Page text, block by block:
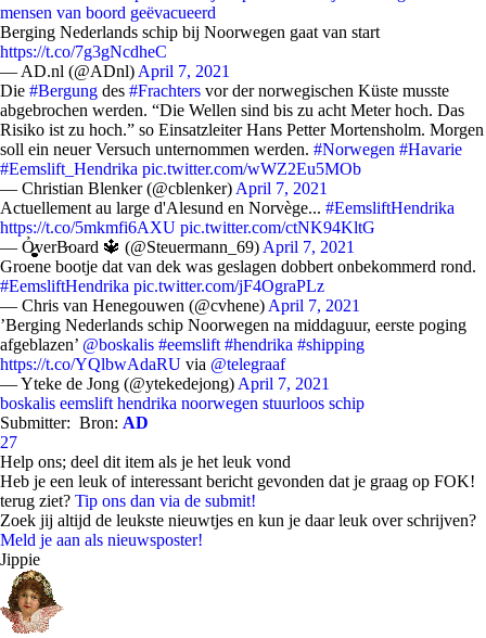
mensen van boord geëvacueerd
Berging Nederlands schip bij Noorwegen gaat van start
https://t.co/7g3gNcdheC
— AD.nl (@ADnl) April 7, 2021
Die #Bergung des #Frachters vor der norwegischen Küste musste
abgebrochen werden. “Die Wellen sind bis zu acht Meter hoch. Das
Risiko ist zu hoch.” so Einsatzleiter Hans Petter Mortensholm. Morgen
soll ein neuer Versuch unternommen werden. #Norwegen #Havarie
#Eemslift_Hendrika pic.twitter.com/wWZ2Eu5MOb
— Christian Blenker (@cblenker) April 7, 2021
Actuellement au large d'Alesund en Norvège... #EemsliftHendrika
https://t.co/5mkmfi6AXU pic.twitter.com/ctNK94KltG
— Ỏ̷͖͈̞̩͎̻̫̫̜͉̠̫͕̭̭̫̫̹̗̹͈̼̠̖͍͚̥͈̮̼͕̠̤̯̻̥verB̵oard 🔱 (@Steuermann_69) April 7, 2021
Groene bootje dat van dek was geslagen dobbert onbekommerd rond.
#EemsliftHendrika pic.twitter.com/jF4OgraPLz
— Chris van Henegouwen (@cvhene) April 7, 2021
’Berging Nederlands schip Noorwegen na middaguur, eerste poging
afgeblazen’ @boskalis #eemslift #hendrika #shipping
https://t.co/YQlbwAdaRU via @telegraaf
— Yteke de Jong (@ytekedejong) April 7, 2021
boskalis eemslift hendrika noorwegen stuurloos schip
Submitter: Bron: AD
27
Help ons; deel dit item als je het leuk vond
Heb je een leuk of interessant bericht gevonden dat je graag op FOK!
terug ziet? Tip ons dan via de submit!
Zoek jij altijd de leukste nieuwtjes en kun je daar leuk over schrijven?
Meld je aan als nieuwsposter!
Jippie